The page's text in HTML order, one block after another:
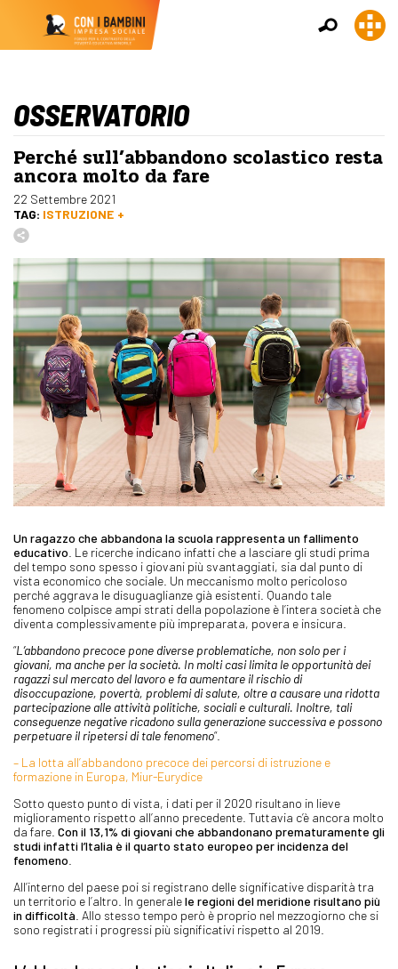
OSSERVATORIO
Perché sull’abbandono scolastico resta
ancora molto da fare
22 Settembre 2021
TAG: ISTRUZIONE
Un ragazzo che abbandona la scuola rappresenta un fallimento
educativo . Le ricerche indicano infatti che a lasciare gli studi prima
del tempo sono spesso i giovani più svantaggiati, sia dal punto di
vista economico che sociale. Un meccanismo molto pericoloso
perché aggrava le disuguaglianze già esistenti. Quando tale
fenomeno colpisce ampi strati della popolazione è l’intera società che
diventa complessivamente più impreparata, povera e insicura.
“L’abbandono precoce pone diverse problematiche, non solo per i
giovani, ma anche per la società. In molti casi limita le opportunità dei
ragazzi sul mercato del lavoro e fa aumentare il rischio di
disoccupazione, povertà, problemi di salute, oltre a causare una ridotta
partecipazione alle attività politiche, sociali e culturali. Inoltre, tali
conseguenze negative ricadono sulla generazione successiva e possono
perpetuare il ripetersi di tale fenomeno“.
– La lotta all’abbandono precoce dei percorsi di istruzione e
formazione in Europa, Miur-Eurydice
Sotto questo punto di vista, i dati per il 2020 risultano in lieve
miglioramento rispetto all’anno precedente. Tuttavia c’è ancora molto
da fare. Con il 13,1% di giovani che abbandonano prematuramente gli
studi infatti l’Italia è il quarto stato europeo per incidenza del
fenomeno
All’interno del paese poi si registrano delle significative disparità tra
un territorio e l’altro. In generalele regioni del meridione risultano più
in difficoltà . Allo stesso tempo però è proprio nel mezzogiorno che si
sono registrati i progressi più significativi rispetto al 2019.